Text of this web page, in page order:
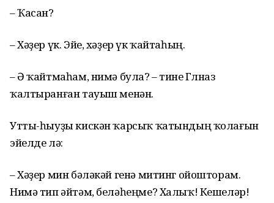
– Ҡасан?
– Хәҙер үк. Эйе, хәҙер үк ҡайтаһың.
– Ә ҡайтмаһам, нимә була? – тине Гөлназ
ҡалтыранған тауыш менән.
Утты-һыуҙы кискән ҡарсыҡ ҡатындың ҡолағын
эйелде лә:
– Хәҙер мин бәләкәй генә митинг ойошторам.
Нимә тип әйтәм, беләһеңме? Халыҡ! Кешеләр!